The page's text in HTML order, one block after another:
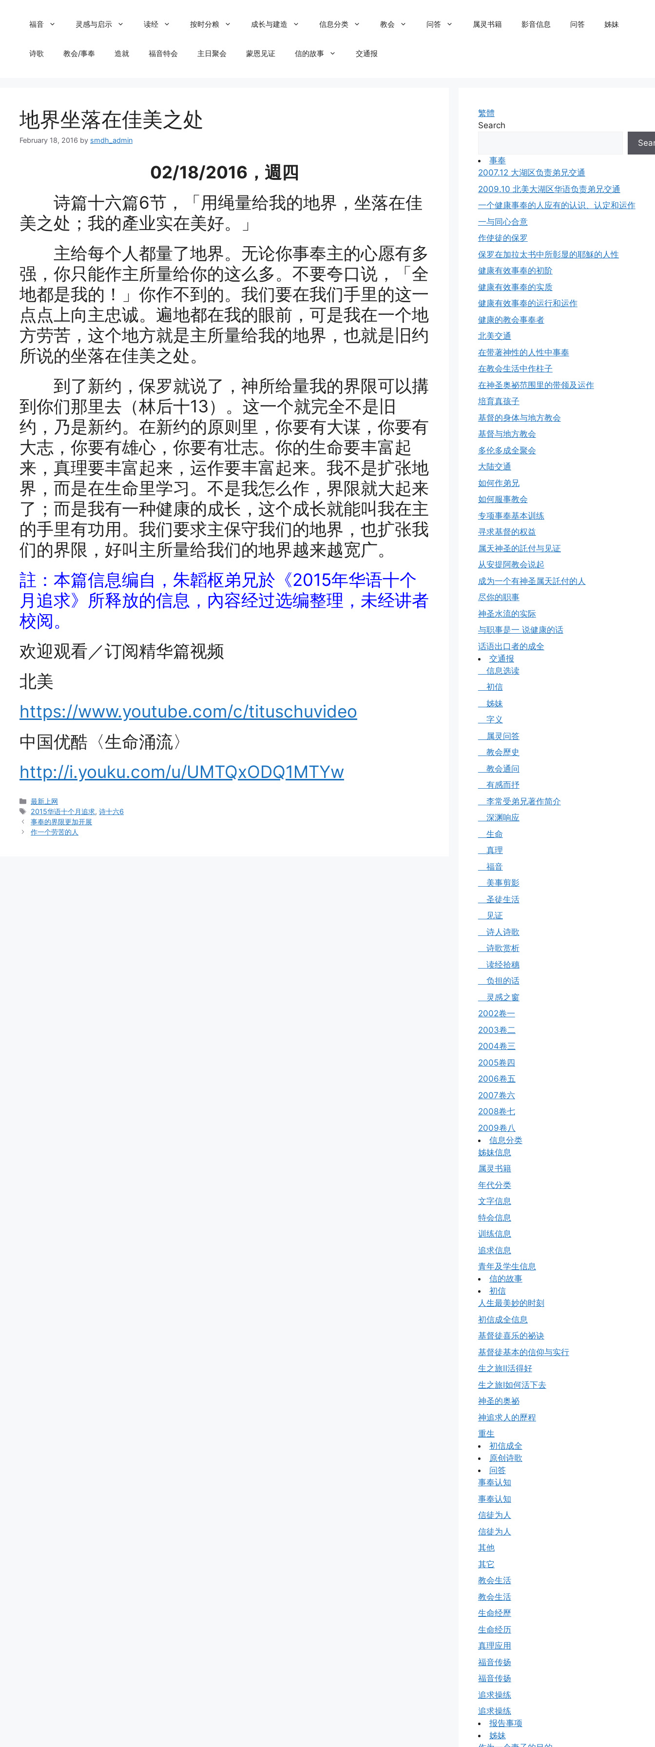
福音 灵感与启示 读经 按时分粮 成长与建造 信息分类 教会 问答 属灵书籍 影音信息 问答 姊妹
诗歌 教会/事奉 造就 福音特会 主日聚会 蒙恩见证 信的故事 交通报
地界坐落在佳美之处
February 18, 2016 by smdh_admin
02/18/2016，週四
诗篇十六篇6节，「用绳量给我的地界，坐落在佳
美之处；我的產业实在美好。」
主给每个人都量了地界。无论你事奉主的心愿有多
强，你只能作主所量给你的这么多。不要夸口说，「全
地都是我的！」你作不到的。我们要在我们手里的这一
点点上向主忠诚。遍地都在我的眼前，可是我在一个地
方劳苦，这个地方就是主所量给我的地界，也就是旧约
所说的坐落在佳美之处。
到了新约，保罗就说了，神所给量我的界限可以搆
到你们那里去（林后十13）。这一个就完全不是旧
约，乃是新约。在新约的原则里，你要有大谋，你要有
大志，你要有雄心，你要有壮志。你的生命要丰富起
来，真理要丰富起来，运作要丰富起来。我不是扩张地
界，而是在生命里学习。不是我怎么作，界限就大起来
了；而是我有一种健康的成长，这个成长就能叫我在主
的手里有功用。我们要求主保守我们的地界，也扩张我
们的界限，好叫主所量给我们的地界越来越宽广。
註：本篇信息编自，朱韜枢弟兄於《2015年华语十个
月追求》所释放的信息，內容经过选编整理，未经讲者
校阅。
欢迎观看／订阅精华篇视频
北美
https://www.youtube.com/c/tituschuvideo
中国优酷〈生命涌流〉
http://i.youku.com/u/UMTQxODQ1MTYw
Categories
最新上网
Tags
2015华语十个月追求,诗十六6
事奉的界限更加开展
作一个劳苦的人
繁體
Search
事奉
2007.12 大湖区负责弟兄交通
2009.10 北美大湖区华语负责弟兄交通
一个健康事奉的人应有的认识、认定和运作
一与同心合意
作使徒的保罗
保罗在加拉太书中所彰显的耶穌的人性
健康有效事奉的初阶
健康有效事奉的实质
健康有效事奉的运行和运作
健康的教会事奉者
北美交通
在带著神性的人性中事奉
在教会生活中作柱子
在神圣奥祕范围里的带领及运作
培育真孩子
基督的身体与地方教会
基督与地方教会
多伦多成全聚会
大陆交通
如何作弟兄
如何服事教会
专项事奉基本训练
寻求基督的权益
属天神圣的託付与见证
从安提阿教会说起
成为一个有神圣属天託付的人
尽你的职事
神圣水流的实际
与职事是一 说健康的话
话语出口者的成全
交通报
信息选读
初信
姊妹
字义
属灵问答
教会歷史
教会通问
有感而抒
李常受弟兄著作简介
深渊响应
生命
真理
福音
美事剪影
圣徒生活
见证
诗人诗歌
诗歌赏析
读经拾穗
负担的话
灵感之窗
2002卷一
2003卷二
2004卷三
2005卷四
2006卷五
2007卷六
2008卷七
2009卷八
信息分类
姊妹信息
属灵书籍
年代分类
文字信息
特会信息
训练信息
追求信息
青年及学生信息
信的故事
初信
人生最美妙的时刻
初信成全信息
基督徒喜乐的祕诀
基督徒基本的信仰与实行
生之旅Ⅱ活得好
生之旅Ⅰ如何活下去
神圣的奥祕
神追求人的歷程
重生
初信成全
原创诗歌
问答
事奉认知
事奉认知
信徒为人
信徒为人
其他
其它
教会生活
教会生活
生命经歷
生命经历
真理应用
福音传扬
福音传扬
追求操练
追求操练
报告事项
姊妹